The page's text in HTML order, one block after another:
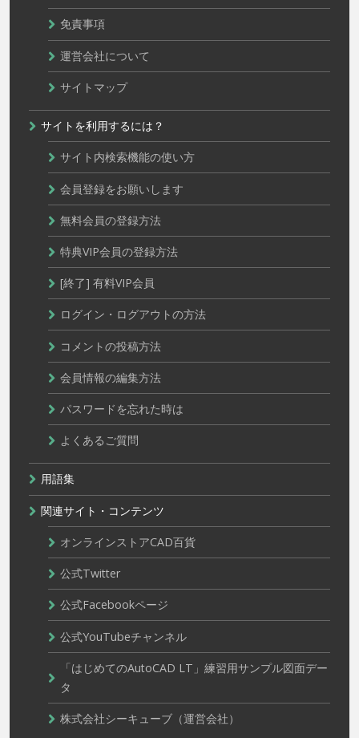
免責事項
運営会社について
サイトマップ
サイトを利用するには？
サイト内検索機能の使い方
会員登録をお願いします
無料会員の登録方法
特典VIP会員の登録方法
[終了] 有料VIP会員
ログイン・ログアウトの方法
コメントの投稿方法
会員情報の編集方法
パスワードを忘れた時は
よくあるご質問
用語集
関連サイト・コンテンツ
オンラインストアCAD百貨
公式Twitter
公式Facebookページ
公式YouTubeチャンネル
「はじめてのAutoCAD LT」練習用サンプル図面デー
タ
株式会社シーキューブ（運営会社）